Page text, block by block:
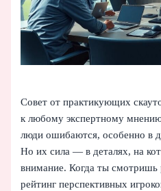
Совет от практикующих
к любому экспертному
люди ошибаются, особенно в
Но их сила — в деталях, на
внимание. Когда ты смотришь
рейтинг перспективных